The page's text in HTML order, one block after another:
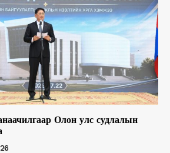
Олон улс судлалын